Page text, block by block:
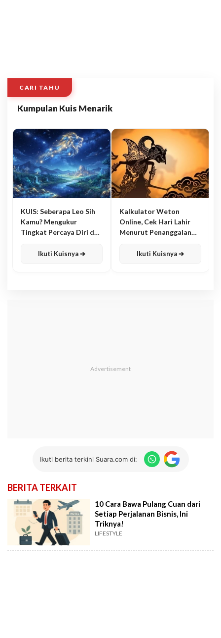
CARI TAHU
Kumpulan Kuis Menarik
KUIS: Seberapa Leo Sih
Kamu? Mengukur
Tingkat Percaya Diri dan
Ikuti Kuisnya ➔
Kalkulator Weton
Online, Cek Hari Lahir
Menurut Penanggalan
Ikuti Kuisnya ➔
Ikuti berita terkini Suara.com di:
BERITA TERKAIT
10 Cara Bawa Pulang Cuan dari
Setiap Perjalanan Bisnis, Ini
Triknya!
LIFESTYLE